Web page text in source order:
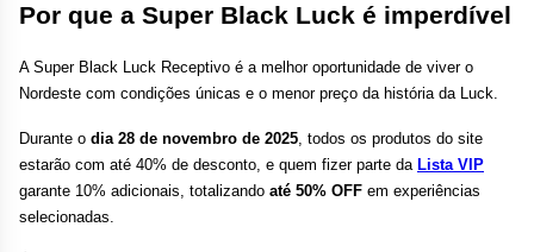
Por que a Super Black Luck é imperdível
A Super Black Luck Receptivo é a melhor oportunidade de viver o
Nordeste com condições únicas e o menor preço da história da Luck.
Durante o dia 28 de novembro de 2025, todos os produtos do site
estarão com até 40% de desconto, e quem fizer parte da Lista VIP
garante 10% adicionais, totalizando até 50% OFF em experiências
selecionadas.